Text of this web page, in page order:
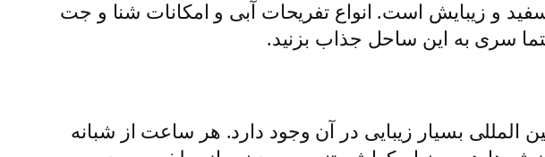
و زیبایش است. انواع تفریحات آبی و امکانات شنا و جت
سری به این ساحل جذاب بزنید.
بین ‌المللی بسیار زیبایی در آن وجود دارد. هر ساعت از شبانه